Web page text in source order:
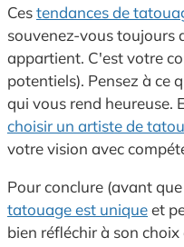
Cestendances de
souvenez-vous toujours
appartient. C'est votre
potentiels). Pensez à ce
qui vous rend heureuse.
choisir un artiste de
votre vision avec
Pour conclure (avant
tatouage est uniqueet
bien réfléchir à son